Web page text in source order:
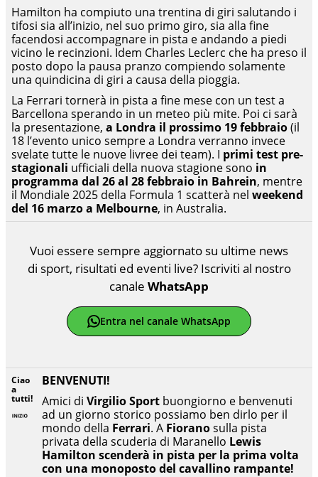
Hamilton ha compiuto una trentina di giri salutando i
tifosi sia all’inizio, nel suo primo giro, sia alla fine
facendosi accompagnare in pista e andando a piedi
vicino le recinzioni. Idem Charles Leclerc che ha preso il
posto dopo la pausa pranzo compiendo solamente
una quindicina di giri a causa della pioggia.
La Ferrari tornerà in pista a fine mese con un test a
Barcellona sperando in un meteo più mite. Poi ci sarà
la presentazione, a Londra il prossimo 19 febbraio(il
18 l’evento unico sempre a Londra verranno invece
svelate tutte le nuove livree dei team). I primi test pre-
stagionali ufficiali della nuova stagione sono in
programma dal 26 al 28 febbraio in Bahrein, mentre
il Mondiale 2025 della Formula 1 scatterà nel weekend
del 16 marzo a Melbourne, in Australia.
Ciao
a
tutti!
BENVENUTI!
Amici di Virgilio Sport buongiorno e benvenuti
ad un giorno storico possiamo ben dirlo per il
mondo della Ferrari. A Fioranosulla pista
privata della scuderia di Maranello Lewis
Hamilton scenderà in pista per la prima volta
con una monoposto del cavallino rampante!
Vuoi essere sempre aggiornato su ultime news
di sport, risultati ed eventi live? Iscriviti al nostro
canale WhatsApp
Entra nel canale WhatsApp